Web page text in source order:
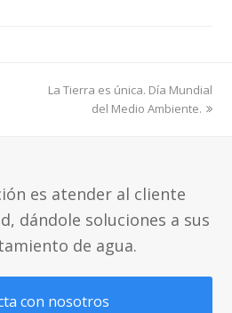
next
La Tierra es única. Día Mundial
del Medio Ambiente.
es atender al cliente
dándole soluciones a sus
de agua.
con nosotros